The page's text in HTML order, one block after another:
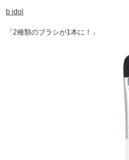
b idol
「2種類のブラシが1本に！」